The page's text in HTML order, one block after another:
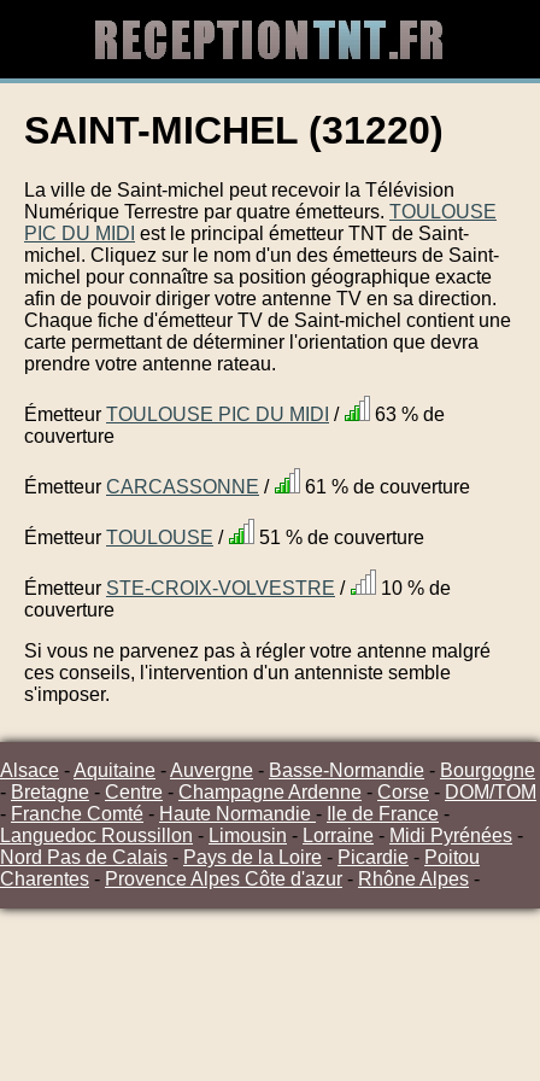
SAINT-MICHEL (31220)
La ville de Saint-michel peut recevoir la Télévision
Numérique Terrestre par quatre émetteurs. TOULOUSE
PIC DU MIDI est le principal émetteur TNT de Saint-
michel. Cliquez sur le nom d'un des émetteurs de Saint-
michel pour connaître sa position géographique exacte
afin de pouvoir diriger votre antenne TV en sa direction.
Chaque fiche d'émetteur TV de Saint-michel contient une
carte permettant de déterminer l'orientation que devra
prendre votre antenne rateau.
Émetteur TOULOUSE PIC DU MIDI /
63 % de
couverture
Émetteur CARCASSONNE / 61 % de couverture
Émetteur TOULOUSE / 51 % de couverture
Émetteur STE-CROIX-VOLVESTRE /
10 % de
couverture
Si vous ne parvenez pas à régler votre antenne malgré
ces conseils, l'intervention d'un antenniste semble
s'imposer.
Alsace -Aquitaine -Auvergne - Basse-Normandie - Bourgogne
- Bretagne - Centre - Champagne Ardenne - Corse - DOM/TOM
- Franche Comté - Haute Normandie - Ile de France -
Languedoc Roussillon - Limousin - Lorraine - Midi Pyrénées -
Nord Pas de Calais - Pays de la Loire - Picardie - Poitou
Charentes - Provence Alpes Côte d'azur - Rhône Alpes -